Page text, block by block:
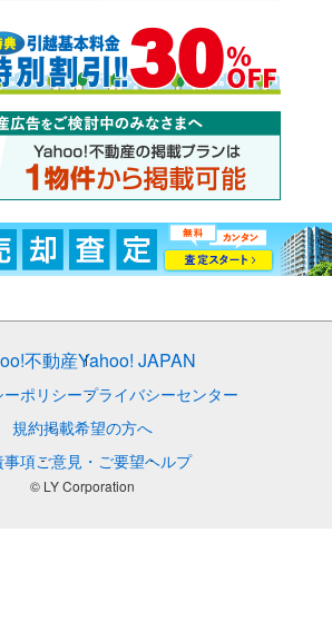
不動産Yahoo! JAPAN
ポリシープライバシーセンター
規約掲載希望の方へ
事項ご意見・ご要望ヘルプ
© LY Corporation